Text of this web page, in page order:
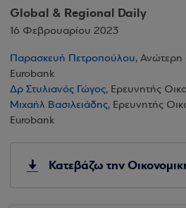
Global & Regional Daily
16 Φεβρουαρίου 2023
Παρασκευή Πετροπούλου, Ανώτερη
Eurobank
Δρ Στυλιανός Γώγος, Ερευνητής
Μιχαήλ Βασιλειάδης, Ερευνητής
Eurobank
Κατεβάζω την